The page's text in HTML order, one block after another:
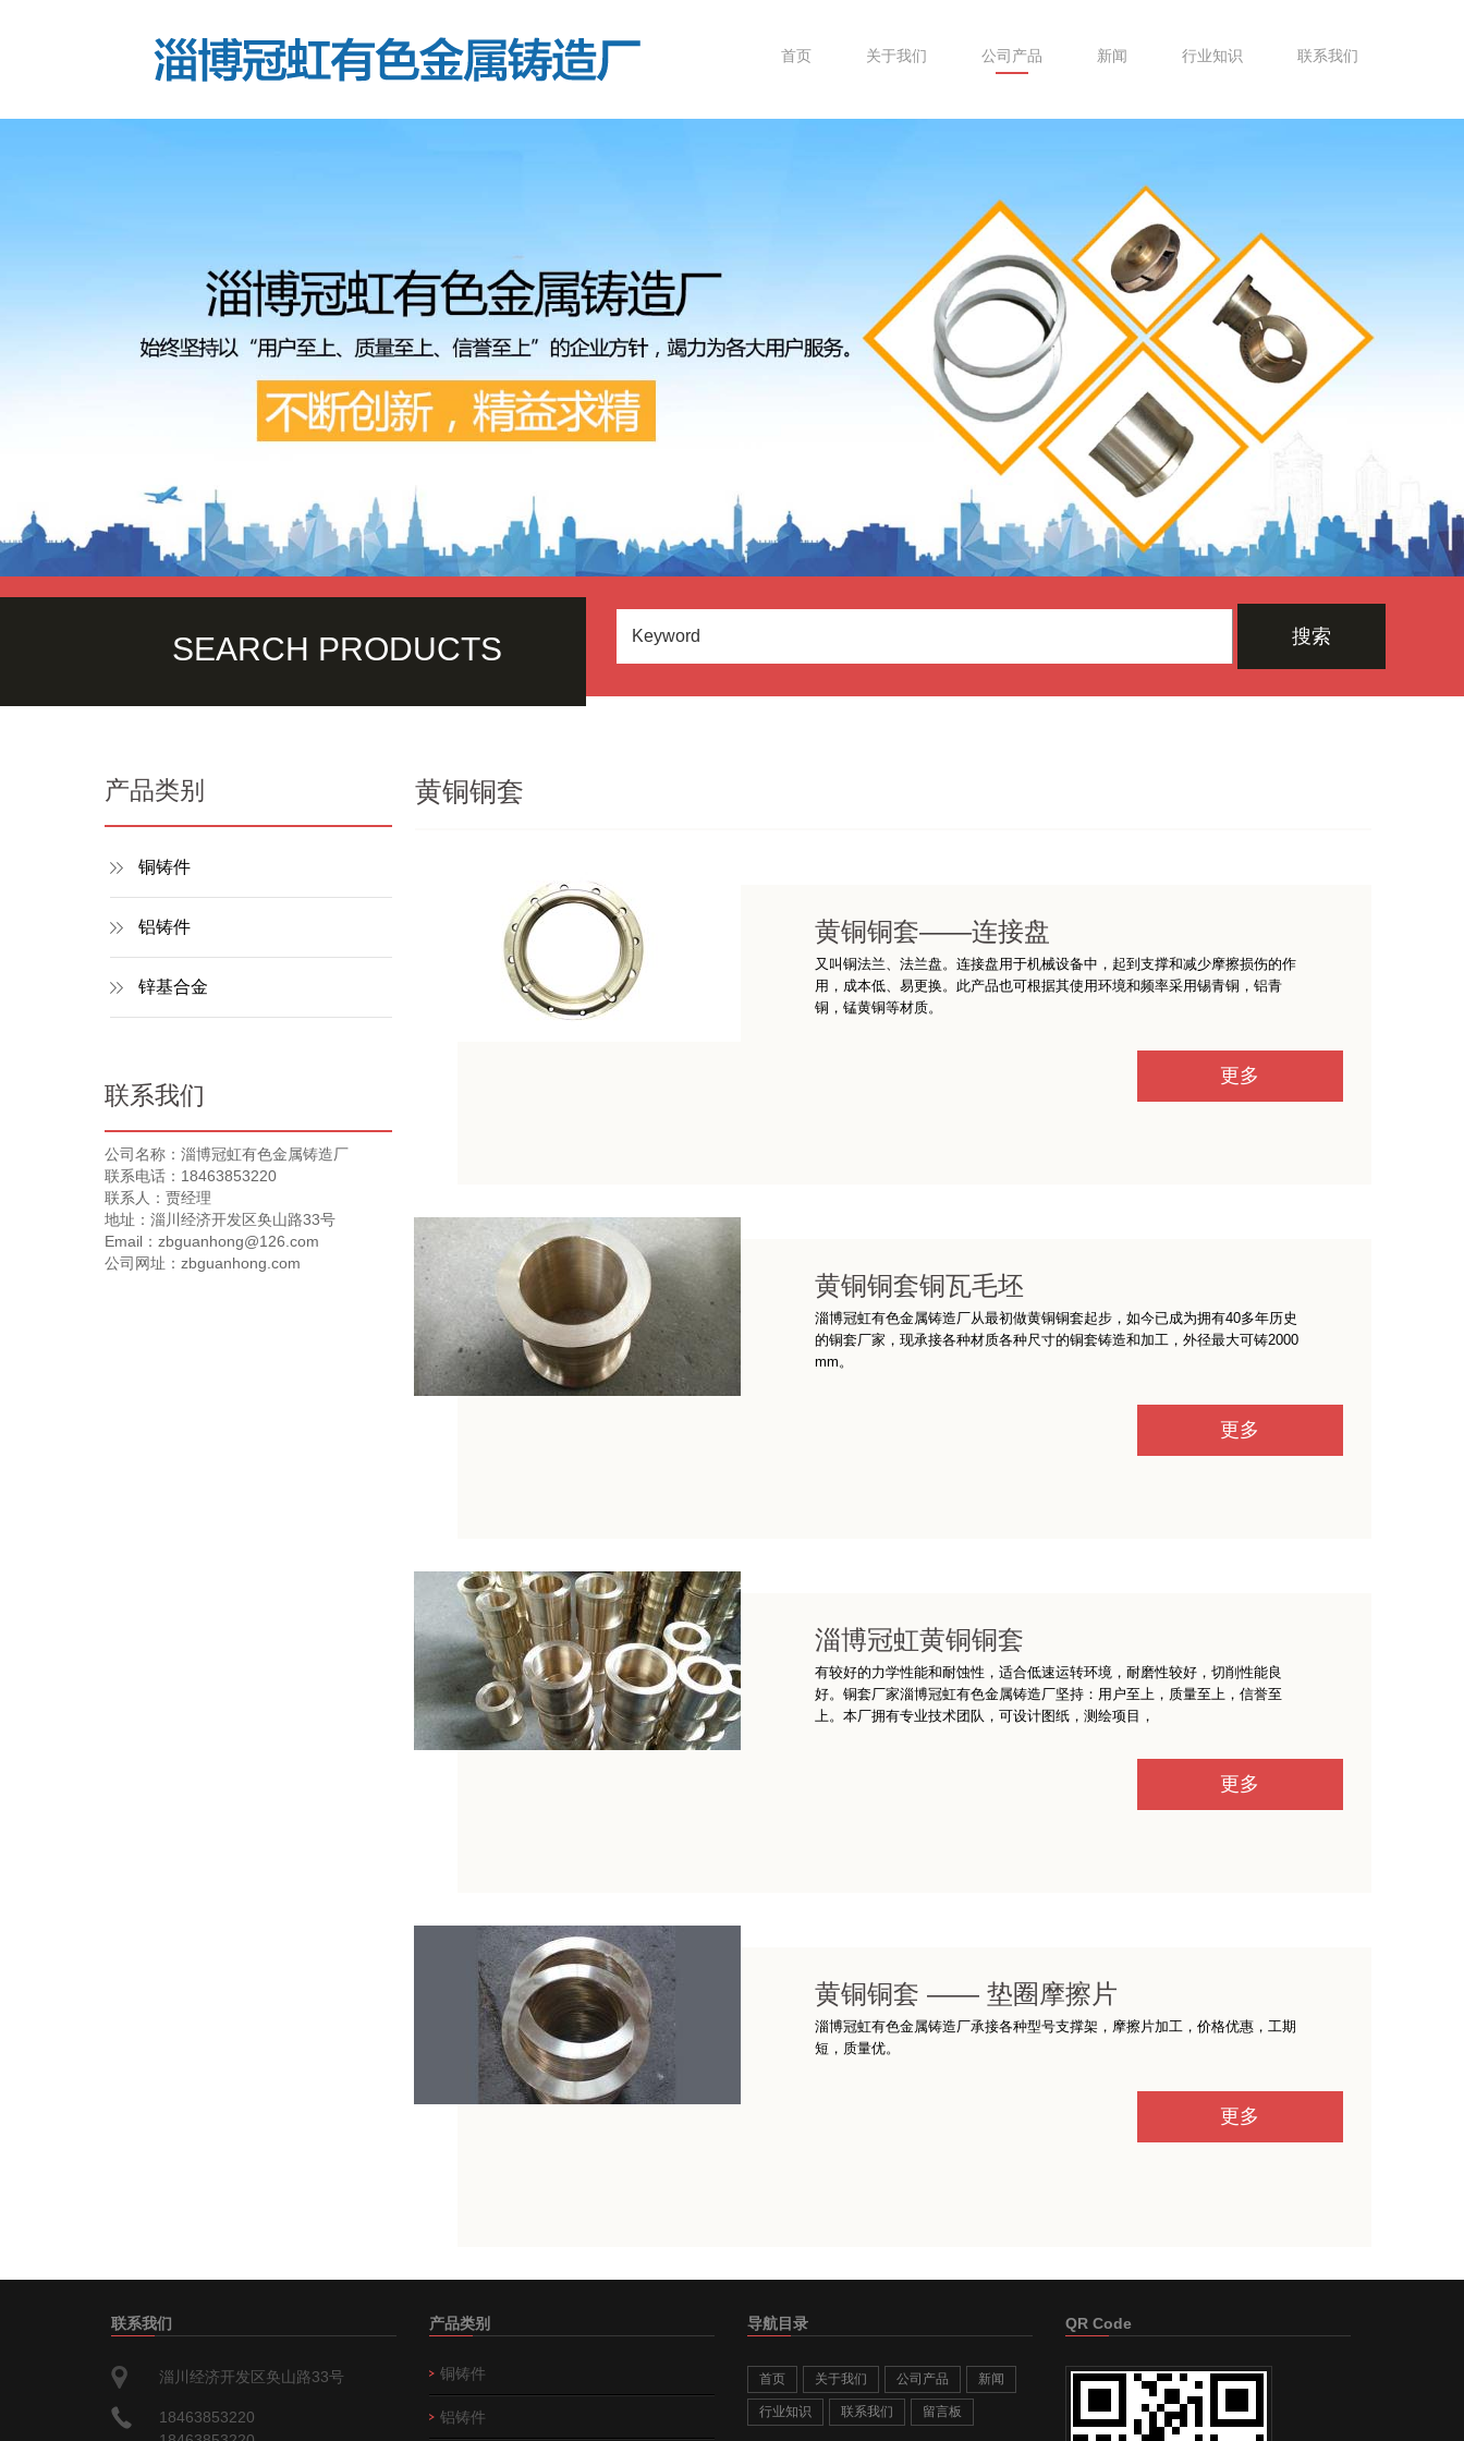
首页 关于我们 公司产品 新闻 行业知识 联系我们
搜索
SEARCH PRODUCTS
产品类别
铜铸件
铝铸件
锌基合金
联系我们
公司名称：淄博冠虹有色金属铸造厂
联系电话：18463853220
联系人：贾经理
地址：淄川经济开发区奂山路33号
Email：zbguanhong@126.com
公司网址：zbguanhong.com
黄铜铜套
黄铜铜套——连接盘
又叫铜法兰、法兰盘。连接盘用于机械设备中，起到支撑和减少摩擦损伤的作
用，成本低、易更换。此产品也可根据其使用环境和频率采用锡青铜，铝青
铜，锰黄铜等材质。
更多
黄铜铜套铜瓦毛坯
淄博冠虹有色金属铸造厂从最初做黄铜铜套起步，如今已成为拥有40多年历史
的铜套厂家，现承接各种材质各种尺寸的铜套铸造和加工，外径最大可铸2000
mm。
更多
淄博冠虹黄铜铜套
有较好的力学性能和耐蚀性，适合低速运转环境，耐磨性较好，切削性能良
好。铜套厂家淄博冠虹有色金属铸造厂坚持：用户至上，质量至上，信誉至
上。本厂拥有专业技术团队，可设计图纸，测绘项目，
更多
黄铜铜套 —— 垫圈摩擦片
淄博冠虹有色金属铸造厂承接各种型号支撑架，摩擦片加工，价格优惠，工期
短，质量优。
更多
联系我们
淄川经济开发区奂山路33号
18463853220
产品类别
铜铸件
铝铸件
导航目录
首页 关于我们 公司产品 新闻
行业知识 联系我们 留言板
QR Code